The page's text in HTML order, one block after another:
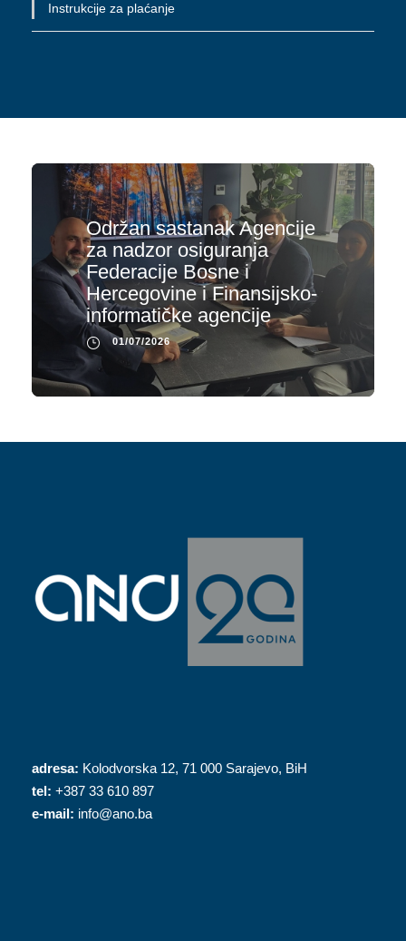
Instrukcije za plaćanje
Održan sastanak Agencije
za nadzor osiguranja
Federacije Bosne i
Hercegovine i Finansijsko-
informatičke agencije
01/07/2026
adresa: Kolodvorska 12, 71 000 Sarajevo, BiH
tel: +387 33 610 897
e-mail: info@ano.ba